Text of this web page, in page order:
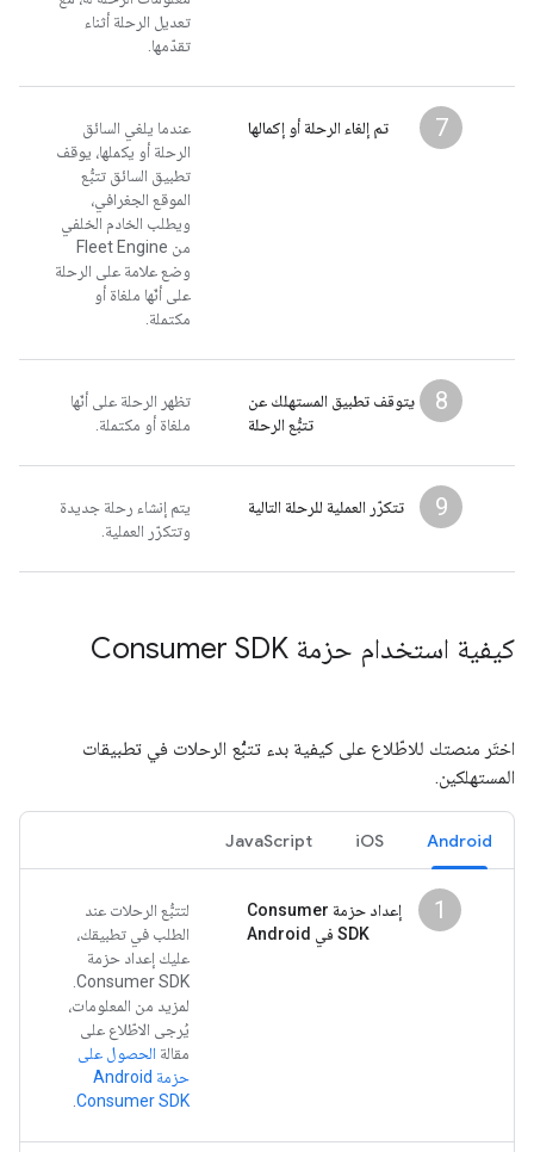
تعديل الرحلة أثناء
تقدّمها.
7 تم إلغاء الرحلة أو إكمالها
عندما يلغي السائق
الرحلة أو يكملها، يوقف
تطبيق السائق تتبُّع
الموقع الجغرافي،
ويطلب الخادم الخلفي
من Fleet Engine
وضع علامة على الرحلة
على أنّها ملغاة أو
مكتملة.
8
يتوقف تطبيق المستهلك عن
تتبُّع الرحلة
تظهر الرحلة على أنّها
ملغاة أو مكتملة.
9 تتكرّر العملية للرحلة التالية
يتم إنشاء رحلة جديدة
وتتكرّر العملية.
كيفية استخدام حزمة Consumer SDK
اختَر منصتك للاطّلاع على كيفية بدء تتبُّع الرحلات في تطبيقات
المستهلكين.
Android
iOS
JavaScript
1
إعداد حزمة Consumer
SDK في Android
لتتبُّع الرحلات عند
الطلب في تطبيقك،
عليك إعداد حزمة
لمزيد من المعلومات،
يُرجى الاطّلاع على
مقالة الحصول على
حزمة Android
Consumer SDK